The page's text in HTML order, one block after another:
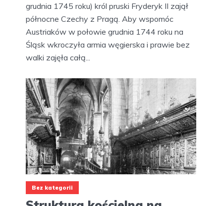
grudnia 1745 roku) król pruski Fryderyk II zajął
północne Czechy z Pragą. Aby wspomóc
Austriaków w połowie grudnia 1744 roku na
Śląsk wkroczyła armia węgierska i prawie bez
walki zajęła całą...
Bez kategorii